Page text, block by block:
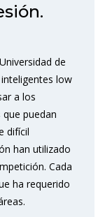
de
low
a los
puedan
difícil
han utilizado
Cada
ha requerido